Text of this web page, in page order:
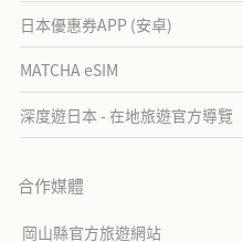
日本優惠券APP (安卓)
MATCHA eSIM
深度遊日本 - 在地旅遊官方導覽
合作媒體
岡山縣官方旅遊網站